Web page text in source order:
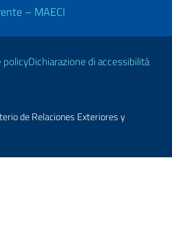
– MAECI
policyDichiarazione di accessibilità
de Relaciones Exteriores y